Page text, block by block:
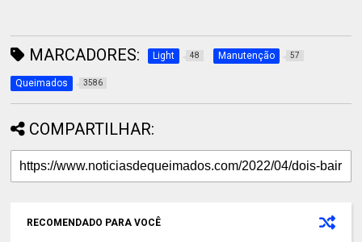
MARCADORES: Light 48 Manutenção 57
Queimados 3586
COMPARTILHAR:
RECOMENDADO PARA VOCÊ